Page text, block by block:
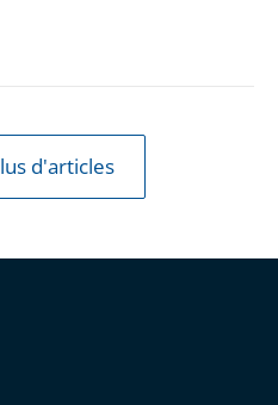
d'articles